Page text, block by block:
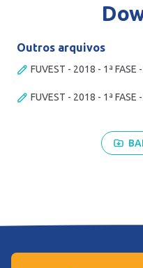
Outros arquivos
FUVEST - 2018 - 1ª FASE
FUVEST - 2018 - 1ª FASE